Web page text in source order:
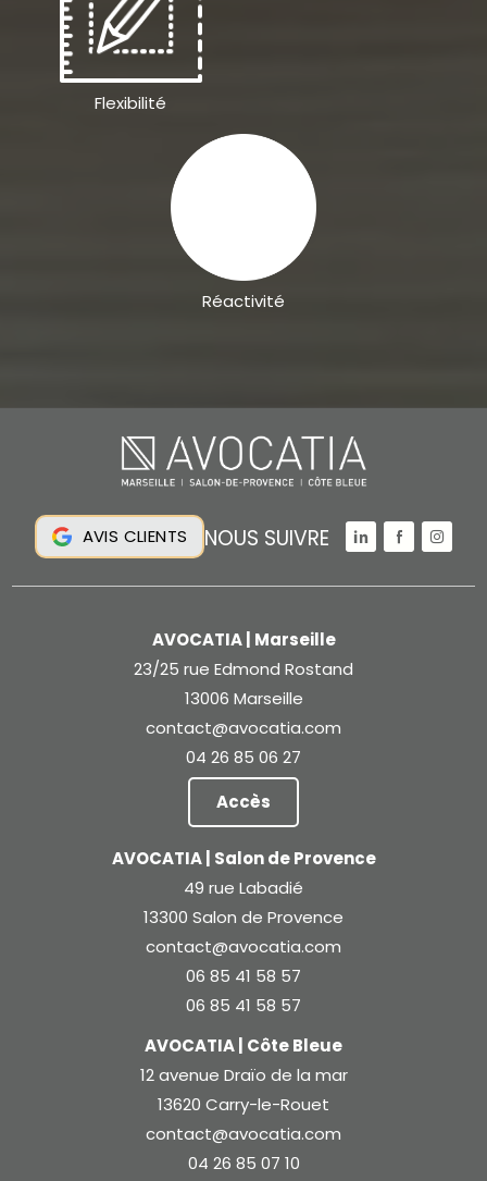
Flexibilité
Réactivité
AVIS CLIENTS NOUS SUIVRE
AVOCATIA | Marseille
23/25 rue Edmond Rostand
13006 Marseille
contact@avocatia.com
04 26 85 06 27
Accès
AVOCATIA | Salon de Provence
49 rue Labadié
13300 Salon de Provence
contact@avocatia.com
06 85 41 58 57
06 85 41 58 57
AVOCATIA | Côte Bleue
12 avenue Draïo de la mar
13620 Carry-le-Rouet
contact@avocatia.com
04 26 85 07 10